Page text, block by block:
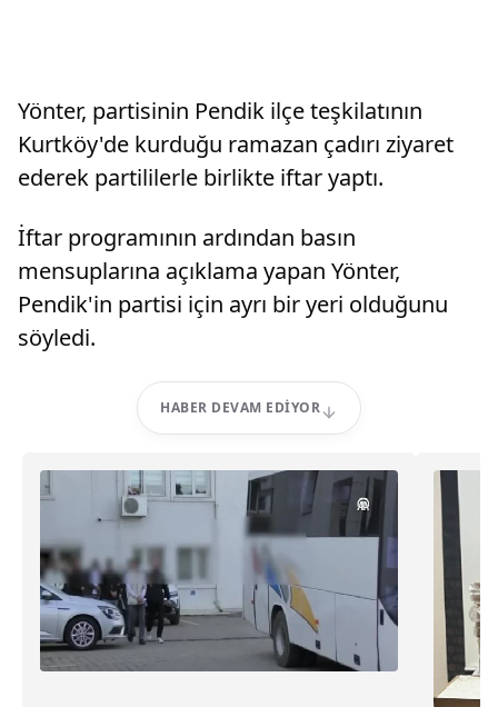
Yönter, partisinin Pendik ilçe teşkilatının
Kurtköy'de kurduğu ramazan çadırı ziyaret
ederek partililerle birlikte iftar yaptı.
İftar programının ardından basın
mensuplarına açıklama yapan Yönter,
Pendik'in partisi için ayrı bir yeri olduğunu
söyledi.
HABER DEVAM EDIYOR